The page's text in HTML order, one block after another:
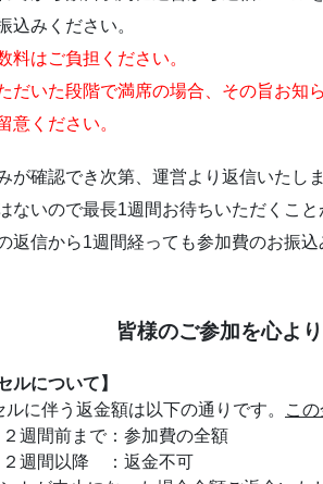
込みください。
料はご負担ください。
だいた段階で満席の場合、その旨お知
意ください。
が確認でき次第、運営より返信いたし
ないので最長1週間お待ちいただくこと
返信から1週間経っても参加費のお振
皆様のご参加を心よ
ルについて】
に伴う返金額は以下の通りです。
こ
週間前まで：参加費の全額
２週間以降 ：返金不可